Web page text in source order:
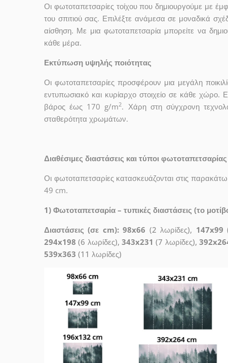
Οι φωτοταπετσαρίες τοίχου που δημιουργούμε με
του σπιτιού σας. Επιλέξτε ανάμεσα σε μοναδικά
αίσθηση. Με μια φωτοταπετσαρία μπορείτε να
κάθε μέρα.
Εκτύπωση υψηλής ποιότητας
Οι φωτοταπετσαρίες προσφέρουν μια μεγάλη
εντυπωσιακό και κυρίαρχο στοιχείο σε κάθε χώρο.
βάρος έως 170 g/m2. Χάρη στη σύγχρονη
σταθερότητα χρωμάτων.
Διαθέσιμες διαστάσεις και τύποι
Οι φωτοταπετσαρίες κατασκευάζονται στις
49 cm.
1) Φωτοταπετσαρία – τυπικές διαστάσεις (το
Διαστάσεις (σε cm): 98x66 (2 λωρίδες), 147x99
294x198 (6 λωρίδες),343x231 (7 λωρίδες),
539x363 (11 λωρίδες)